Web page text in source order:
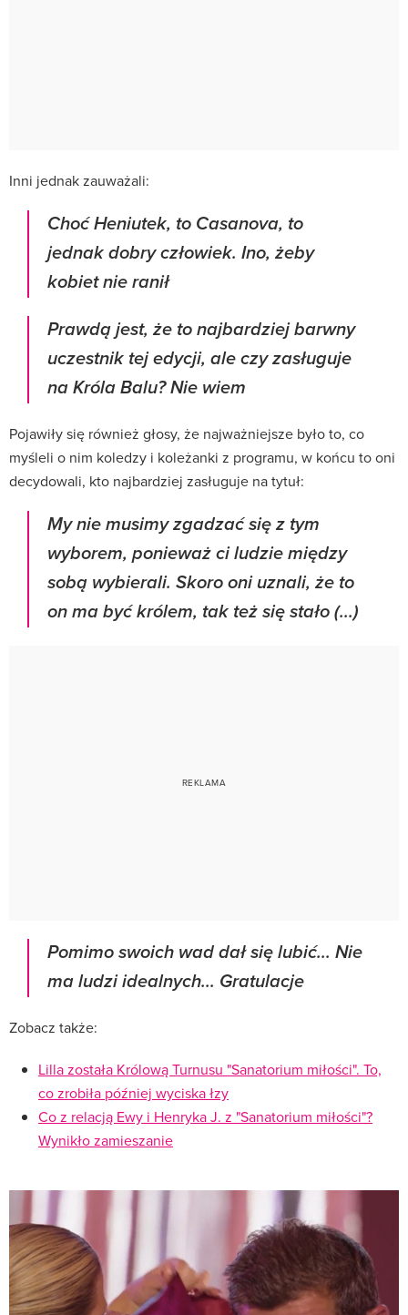
Inni jednak zauważali:
Choć Heniutek, to Casanova, to
jednak dobry człowiek. Ino, żeby
kobiet nie ranił
Prawdą jest, że to najbardziej barwny
uczestnik tej edycji, ale czy zasługuje
na Króla Balu? Nie wiem
Pojawiły się również głosy, że najważniejsze było to, co
myśleli o nim koledzy i koleżanki z programu, w końcu to oni
decydowali, kto najbardziej zasługuje na tytuł:
My nie musimy zgadzać się z tym
wyborem, ponieważ ci ludzie między
sobą wybierali. Skoro oni uznali, że to
on ma być królem, tak też się stało (...)
Pomimo swoich wad dał się lubić... Nie
ma ludzi idealnych... Gratulacje
Zobacz także:
Lilla została Królową Turnusu "Sanatorium miłości". To,
co zrobiła później wyciska łzy
Co z relacją Ewy i Henryka J. z "Sanatorium miłości"?
Wynikło zamieszanie